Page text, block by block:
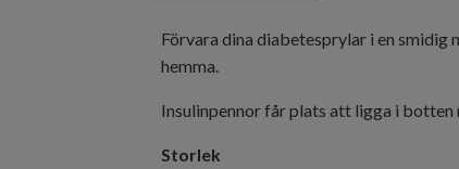
Förvara dina diabetesprylar i en smidig
hemma.
Insulinpennor får plats att ligga i botten
Storlek